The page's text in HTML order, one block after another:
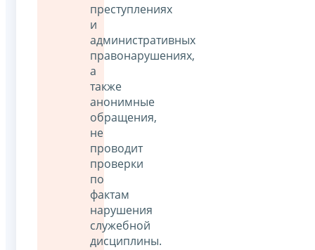
преступлениях
и
административных
правонарушениях,
а
также
анонимные
обращения,
не
проводит
проверки
по
фактам
нарушения
служебной
дисциплины.